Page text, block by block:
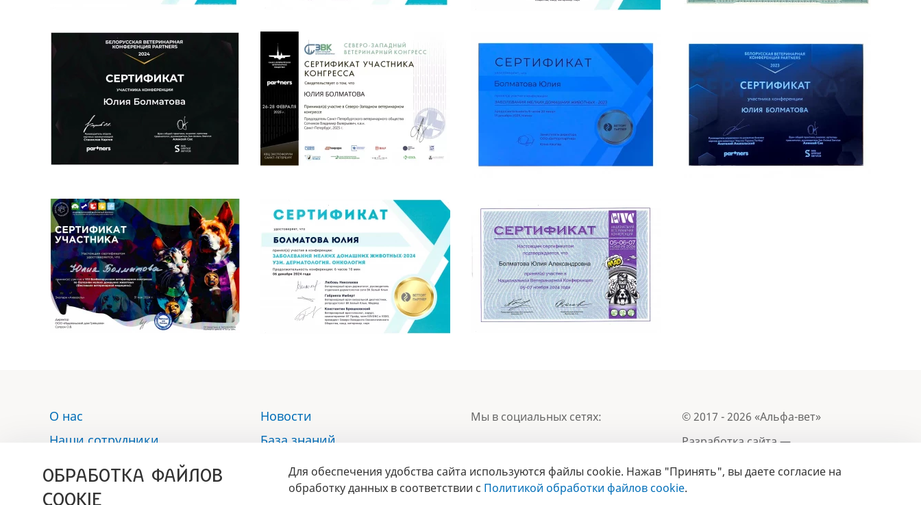
О нас
Наши сотрудники
Новости
База знаний
Отзывы
Контакты
Мы в социальных сетях:
БРЕНД
ГОДА 2017 - 2019
© 2017 - 2026 «Альфа-вет»
Разработка сайта —
Лицензия № 02150/1874, УНП 190845301
Информация, представленная на сайте, носит
справочный характер и не является публичной
ОБРАБОТКА ФАЙЛОВ
COOKIE
Для обеспечения удобства сайта используются файлы cookie. Нажав "Принять", вы даете согласие на
обработку данных в соответствии с Политикой обработки файлов cookie.